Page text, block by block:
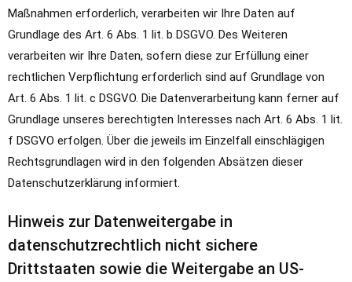
Maßnahmen erforderlich, verarbeiten wir Ihre Daten auf
Grundlage des Art. 6 Abs. 1 lit. b DSGVO. Des Weiteren
verarbeiten wir Ihre Daten, sofern diese zur Erfüllung einer
rechtlichen Verpflichtung erforderlich sind auf Grundlage von
Art. 6 Abs. 1 lit. c DSGVO. Die Datenverarbeitung kann ferner auf
Grundlage unseres berechtigten Interesses nach Art. 6 Abs. 1 lit.
f DSGVO erfolgen. Über die jeweils im Einzelfall einschlägigen
Rechtsgrundlagen wird in den folgenden Absätzen dieser
Datenschutzerklärung informiert.
Hinweis zur Datenweitergabe in
datenschutzrechtlich nicht sichere
Drittstaaten sowie die Weitergabe an US-